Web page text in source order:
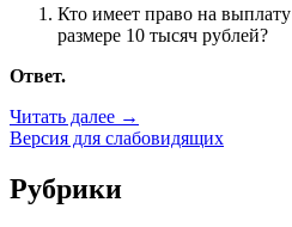
Кто имеет право на
размере 10 тысяч рублей?
Ответ.
Читать далее «ГРАЖДАНАМ
ДОНЕЦКОЙ
НАРОДНЫХ
→
Версия для слабовидящих
Рубрики